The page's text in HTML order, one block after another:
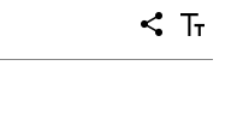
공
유
텍
스